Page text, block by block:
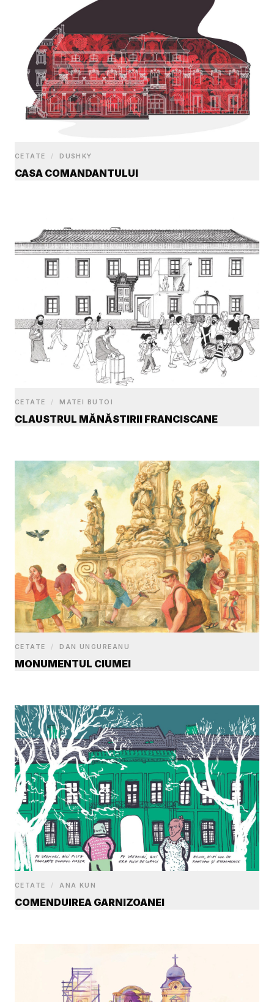
CETATE / DUSHKY
CASA COMANDANTULUI
CETATE / MATEI BUTOI
CLAUSTRUL MĂNĂSTIRII FRANCISCANE
CETATE / DAN UNGUREANU
MONUMENTUL CIUMEI
CETATE / ANA KUN
COMENDUIREA GARNIZOANEI